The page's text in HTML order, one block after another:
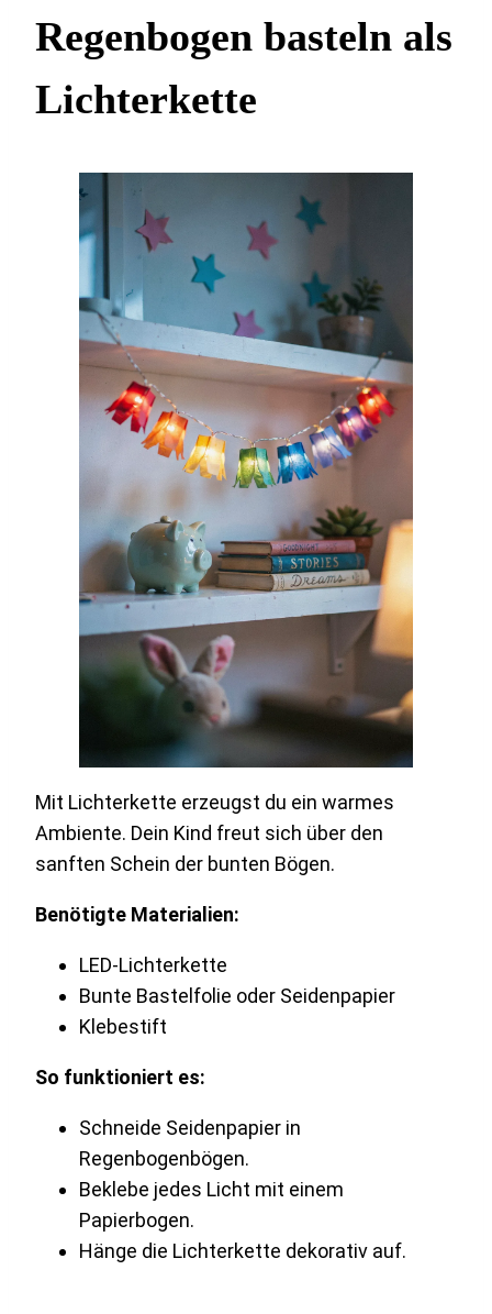
Regenbogen basteln als
Lichterkette
Mit Lichterkette erzeugst du ein warmes
Ambiente. Dein Kind freut sich über den
sanften Schein der bunten Bögen.
Benötigte Materialien:
LED-Lichterkette
Bunte Bastelfolie oder Seidenpapier
Klebestift
So funktioniert es:
Schneide Seidenpapier in
Regenbogenbögen.
Beklebe jedes Licht mit einem
Papierbogen.
Hänge die Lichterkette dekorativ auf.